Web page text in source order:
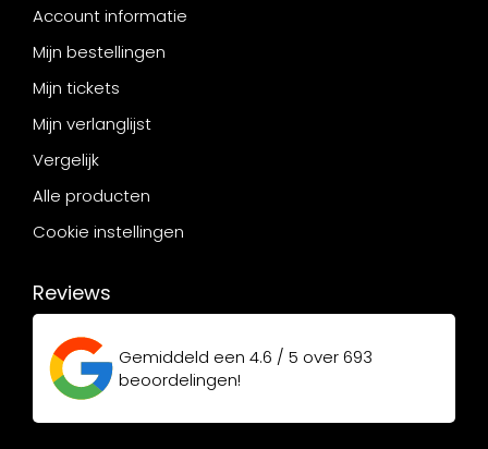
Account informatie
Mijn bestellingen
Mijn tickets
Mijn verlanglijst
Vergelijk
Alle producten
Cookie instellingen
Reviews
Gemiddeld een 4.6 / 5 over693
beoordelingen!